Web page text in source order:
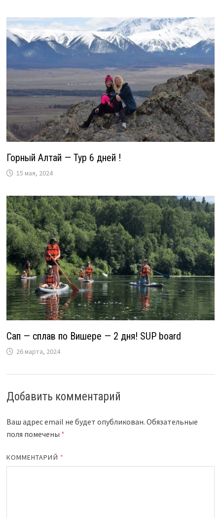
Горный Алтай — Тур 6 дней !
15 мая, 2024
Сап — сплав по Вишере — 2 дня! SUP board
26 марта, 2024
Добавить комментарий
Ваш адрес email не будет опубликован. Обязательные
поля помечены *
КОММЕНТАРИЙ *